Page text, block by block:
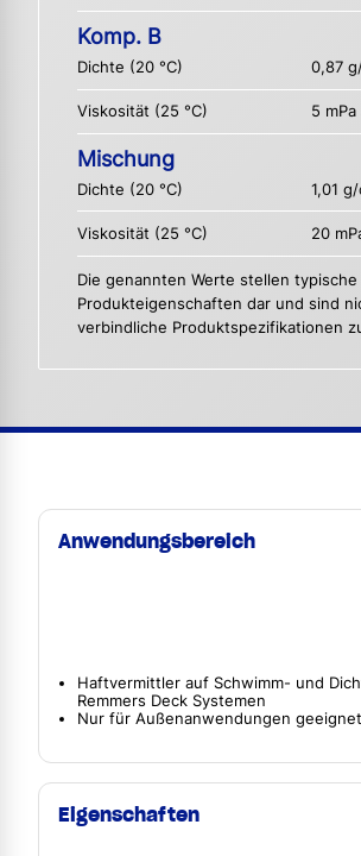
Komp. B
Dichte (20 °C) 0,87
Viskosität (25 °C) 5 mPa
Mischung
Dichte (20 °C) 1,01 g/
Viskosität (25 °C) 20
Die genannten Werte stellen typische
Produkteigenschaften dar und sind
verbindliche Produktspezifikationen
Anwendungsbereich
Haftvermittler auf Schwimm- und
Remmers Deck Systemen
Nur für Außenanwendungen geeignet
Eigenschaften